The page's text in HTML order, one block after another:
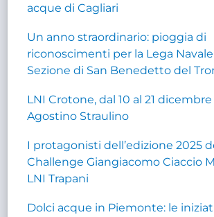
acque di Cagliari
Un anno straordinario: pioggia di
riconoscimenti per la Lega
Sezione di San Benedetto del
LNI Crotone, dal 10 al 21
Agostino Straulino
I protagonisti dell’edizione 2025
Challenge Giangiacomo Ciaccio
LNI Trapani
Dolci acque in Piemonte: le